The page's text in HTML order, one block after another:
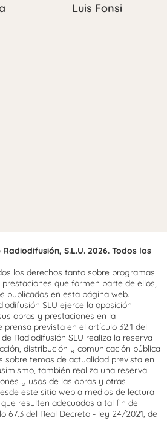
Luis Fonsi
S.L.U. 2026. Todos los
los derechos tanto sobre programas
que formen parte de ellos,
publicados en esta página web.
SLU ejerce la oposición
obras y prestaciones en la
prevista en el artículo 32.1 del
de Radiodifusión SLU realiza la reserva
distribución y comunicación pública
sobre temas de actualidad prevista en
también realiza una reserva
y usos de las obras y otras
este sitio web a medios de lectura
resulten adecuados a tal fin de
67.3 del Real Decreto - ley 24/2021, de